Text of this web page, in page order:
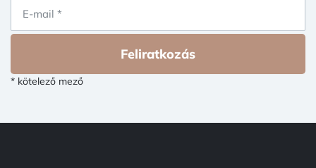
Feliratkozás
* kötelező mező